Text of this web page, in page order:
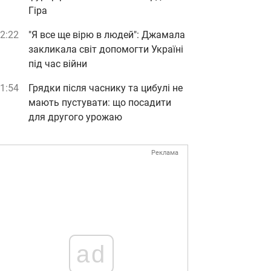
Гіра
"Я все ще вірю в людей": Джамала
закликала світ допомогти Україні
під час війни
Грядки після часнику та цибулі не
мають пустувати: що посадити
для другого урожаю
Реклама
ad